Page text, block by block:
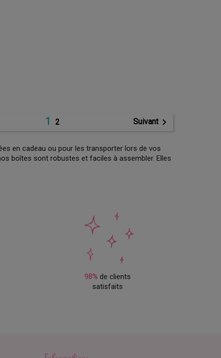
1 2 Suivant
en cadeau ou pour les transporter lors de vos
boîtes sont robustes et faciles à assembler. Elles
de vos fêtes de fin d'année. Avec leurs motifs de
des cupcakes aussi beaux que délicieux
Commandez dès maintenant et laissez la
98% de clients
satisfaits